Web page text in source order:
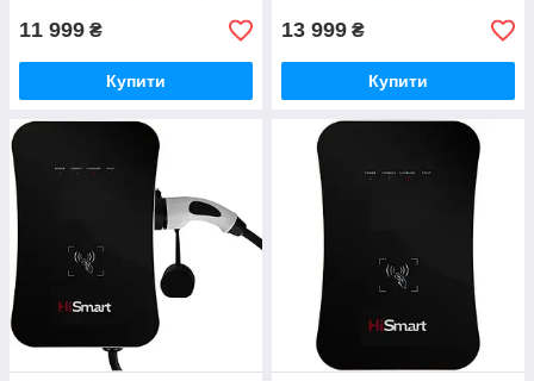
11 999 ₴
Купити
13 999 ₴
Купити